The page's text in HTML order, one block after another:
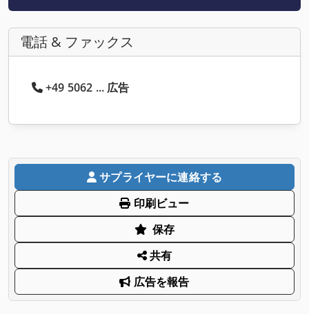
電話 & ファックス
+49 5062 ... 広告
サプライヤーに連絡する
印刷ビュー
保存
共有
広告を報告